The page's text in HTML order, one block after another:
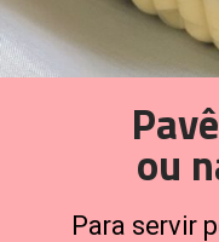
ou
Para servir